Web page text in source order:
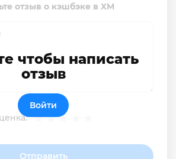
отзыв о кэшбэке в XM
Отправить
чтобы написать
отзыв
Войти